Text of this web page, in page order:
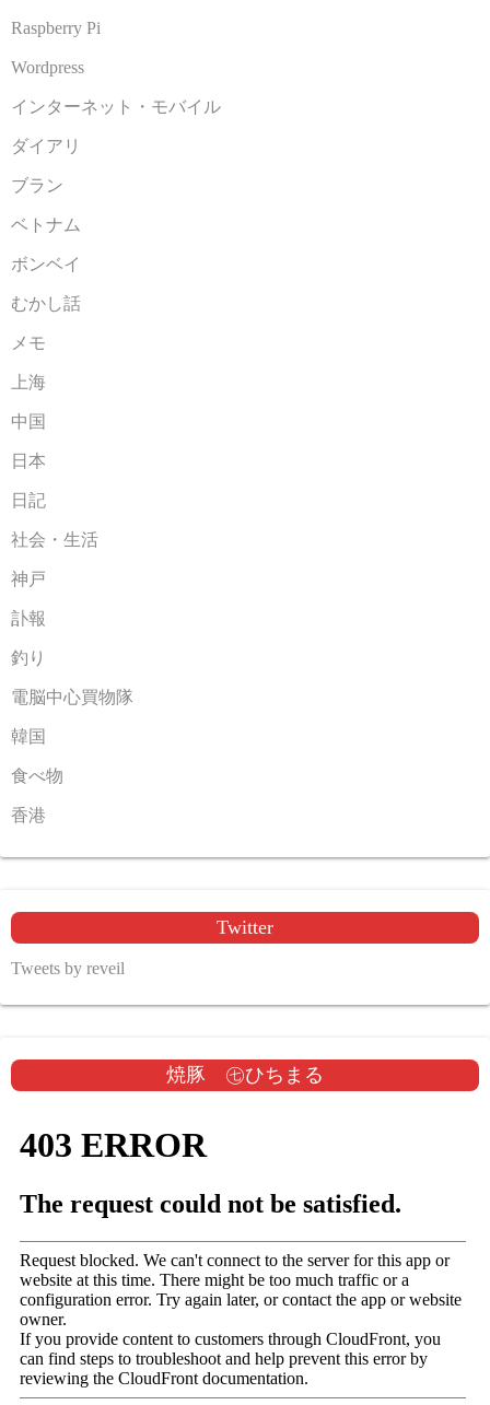
Raspberry Pi
Wordpress
インターネット・モバイル
ダイアリ
ブラン
ベトナム
ボンベイ
むかし話
メモ
上海
中国
日本
日記
社会・生活
神戸
訃報
釣り
電脳中心買物隊
韓国
食べ物
香港
Twitter
Tweets by reveil
焼豚 ㊆ひちまる